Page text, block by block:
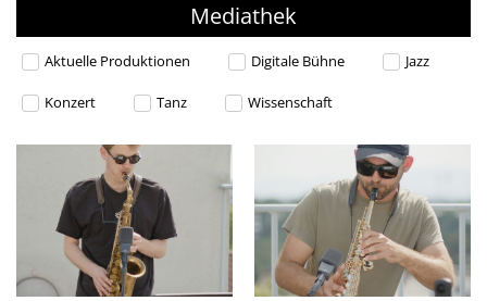
Mediathek
Aktuelle Produktionen Digitale Bühne Jazz
Konzert Tanz Wissenschaft